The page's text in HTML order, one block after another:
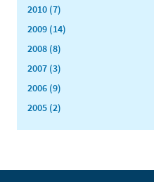
2010 (7)
2009 (14)
2008 (8)
2007 (3)
2006 (9)
2005 (2)